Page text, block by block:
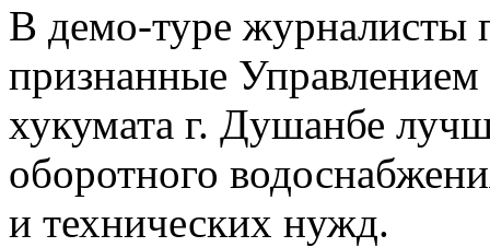
В демо-туре журналисты
признанные
хукумата г. Душанбе
оборотного
и технических нужд.